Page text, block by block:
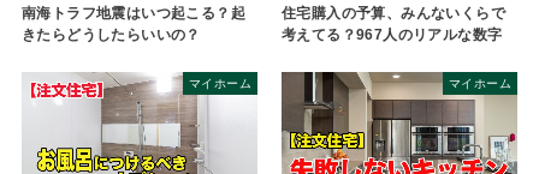
南海トラフ地震はいつ起こる？起
きたらどうしたらいいの？
住宅購入の予算、みんないくらで
考えてる？967人のリアルな数字
マイホーム マイホーム